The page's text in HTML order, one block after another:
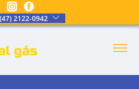
(47) 2122-0942